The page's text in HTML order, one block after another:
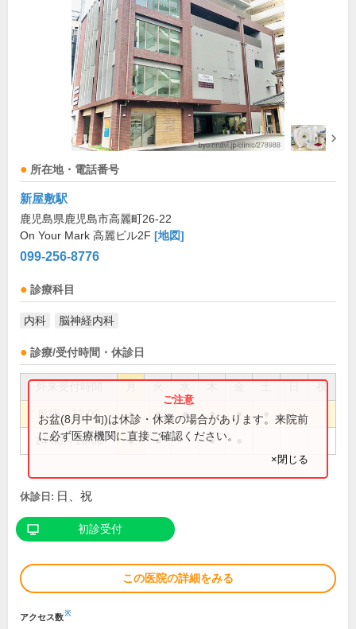
所在地・電話番号
新屋敷駅
鹿児島県鹿児島市高麗町26-22
On Your Mark 高麗ビル2F [地図]
099-256-8776
診療科目
内科 脳神経内科
診療/受付時間・休診日
祝
8:15～12:00 ● ● ● ● ●
14:00～18:00 ● ● ●
お盆(8月中旬)は休診・休業の場合があります。来院前
に必ず医療機関に直接ご確認ください。
×閉じる
休診日: 日、祝
初診受付
この医院の詳細をみる
アクセス数※